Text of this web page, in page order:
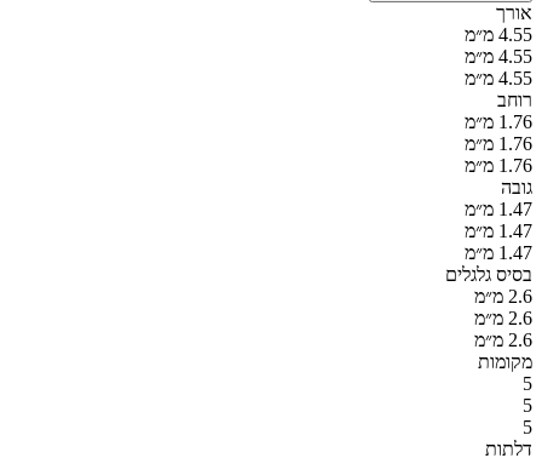
אורך
4.55 מ״מ
4.55 מ״מ
4.55 מ״מ
רוחב
1.76 מ״מ
1.76 מ״מ
1.76 מ״מ
גובה
1.47 מ״מ
1.47 מ״מ
1.47 מ״מ
בסיס גלגלים
2.6 מ״מ
2.6 מ״מ
2.6 מ״מ
מקומות
5
5
5
דלתות